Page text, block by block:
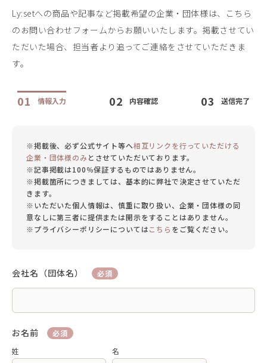
Ly:setへの商品や記事など掲載希望の企業・団体様は、こちら
のお問い合わせフォームからお願いいたします。 掲載させてい
ただいた場合、担当者より追ってご連絡をさせていただきま
す。
01 情報入力 02 内容確認 03 送信完了
※掲載後、必ず公式サイト等へ相互リンクを行っていただける
企業・団体様のみ とさせていただいております。
※記事掲載は100％保証するものではありません。
※掲載箇所につきましては、基本的に弊社で決定させていただ
きます。
※いただいた個人情報は、慎重に取り扱い、企業・団体様の同
意なしに第三者に提供または開示をすることはありません。
※プライバシーポリシーについてはこちら をご覧ください。
会社名（団体名） 必須
お名前
必須
姓
名